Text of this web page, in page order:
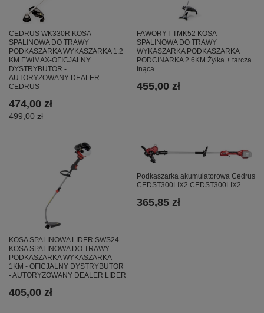
CEDRUS WK330R KOSA
SPALINOWA DO TRAWY
PODKASZARKA WYKASZARKA 1.2
KM EWIMAX-OFICJALNY
DYSTRYBUTOR -
AUTORYZOWANY DEALER
CEDRUS
474,00 zł
499,00 zł
FAWORYT TMK52 KOSA
SPALINOWA DO TRAWY
WYKASZARKA PODKASZARKA
PODCINARKA 2.6KM Żyłka + tarcza
tnąca
455,00 zł
KOSA SPALINOWA LIDER SWS24
KOSA SPALINOWA DO TRAWY
PODKASZARKA WYKASZARKA
1KM - OFICJALNY DYSTRYBUTOR
- AUTORYZOWANY DEALER LIDER
405,00 zł
Podkaszarka akumulatorowa Cedrus
CEDST300LIX2 CEDST300LIX2
365,85 zł